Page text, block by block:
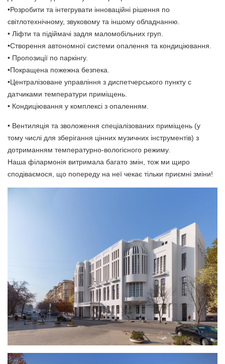
•Розробити та інтегрувати інноваційні рішення по
світлотехнічному, звуковому та іншому обладнанню.
• Ліфти та підіймачі задля маломобільних груп.
•Створення автономної системи опалення та кондиціювання.
• Пропозиції по паркінгу.
•Покращена пожежна безпека.
•Централізоване управління з диспетчерського пункту с
датчиками температури приміщень.
• Кондиціювання у комплексі з опаленням.
• Вентиляція та зволоження спеціалізованих приміщень (у
тому числі для зберігання цінних музичних інструментів) з
дотриманням температурно-вологісного режиму.
Наша філармонія витримала багато змін, тож ми щиро
сподіваємося, що попереду на неї чекає тільки приємні зміни!